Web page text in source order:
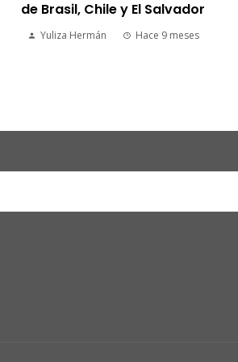
de Brasil, Chile y El Salvador
Yuliza Hermán Hace 9 meses